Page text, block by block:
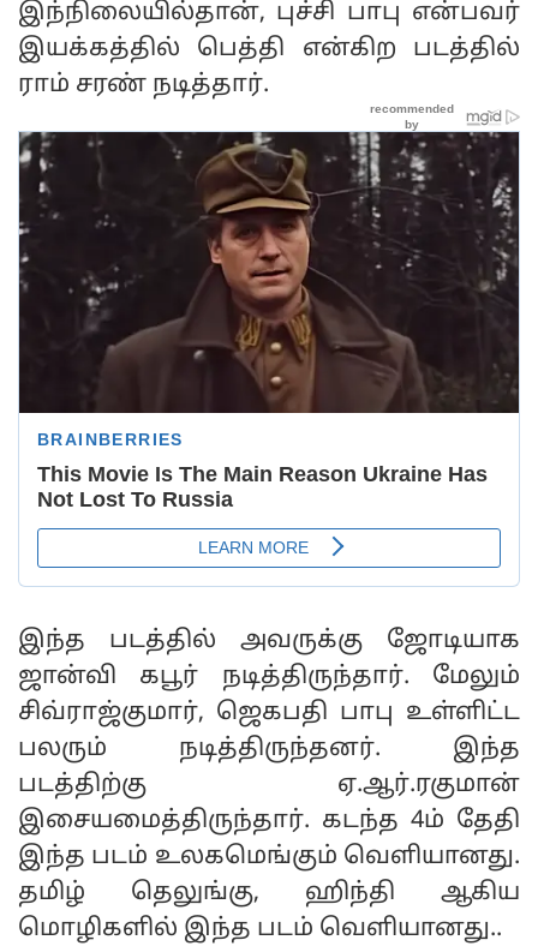
இந்நிலையில்தான், புச்சி பாபு என்பவர்
இயக்கத்தில் பெத்தி என்கிற படத்தில்
ராம் சரண் நடித்தார்.
இந்த படத்தில் அவருக்கு ஜோடியாக
ஜான்வி கபூர் நடித்திருந்தார். மேலும்
சிவ்ராஜ்குமார், ஜெகபதி பாபு உள்ளிட்ட
பலரும் நடித்திருந்தனர். இந்த
படத்திற்கு ஏ.ஆர்.ரகுமான்
இசையமைத்திருந்தார். கடந்த 4ம் தேதி
இந்த படம் உலகமெங்கும் வெளியானது.
தமிழ் தெலுங்கு, ஹிந்தி ஆகிய
மொழிகளில் இந்த படம் வெளியானது..